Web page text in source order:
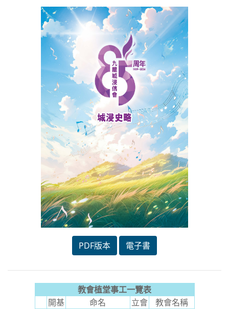
PDF版本 電子書
教會植堂事工一覽表
開基
命名 立會 教會名稱